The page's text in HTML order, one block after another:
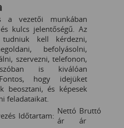
a vezetői munkában
kulcs jelentőségű. Az
tudniuk kell kérdezni,
befolyásolni,
szervezni, telefonon,
is kiválóan
hogy idejüket
beosztani, és képesek
feladataikat.
Időtartam: Nettó
ár
Bruttó
ár